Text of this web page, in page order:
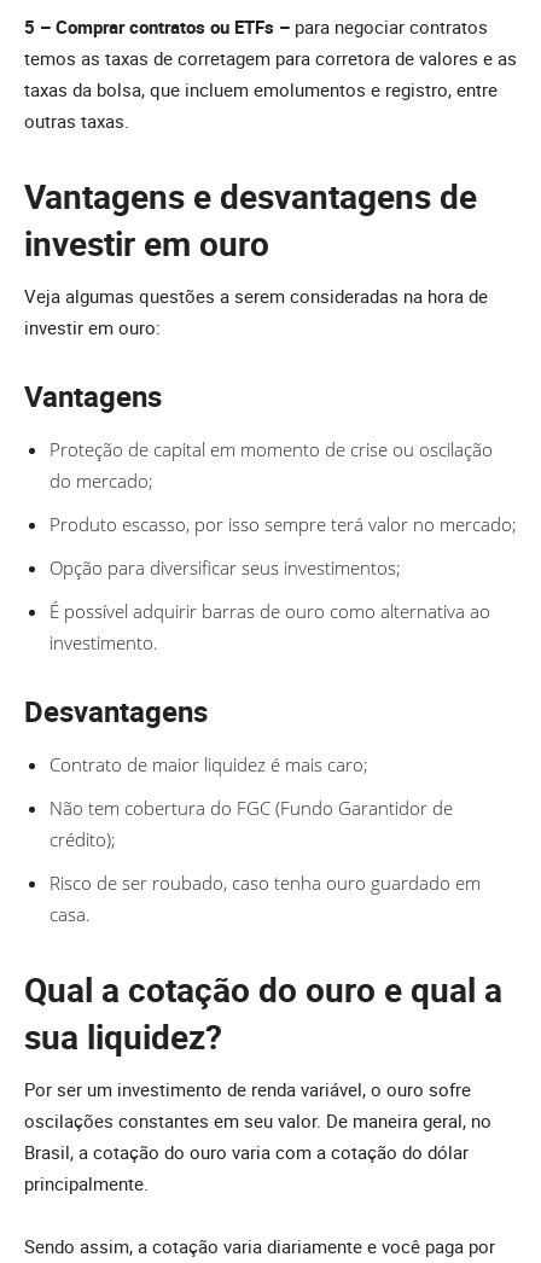
5 – Comprar contratos ou ETFs – para negociar contratos
temos as taxas de corretagem para corretora de valores e as
taxas da bolsa, que incluem emolumentos e registro, entre
outras taxas.
Vantagens e desvantagens de
investir em ouro
Veja algumas questões a serem consideradas na hora de
investir em ouro:
Vantagens
Proteção de capital em momento de crise ou oscilação
do mercado;
Produto escasso, por isso sempre terá valor no mercado;
Opção para diversificar seus investimentos;
É possível adquirir barras de ouro como alternativa ao
investimento.
Desvantagens
Contrato de maior liquidez é mais caro;
Não tem cobertura do FGC (Fundo Garantidor de
crédito);
Risco de ser roubado, caso tenha ouro guardado em
casa.
Qual a cotação do ouro e qual a
sua liquidez?
Por ser um investimento de renda variável, o ouro sofre
oscilações constantes em seu valor. De maneira geral, no
Brasil, a cotação do ouro varia com a cotação do dólar
principalmente.
Sendo assim, a cotação varia diariamente e você paga por